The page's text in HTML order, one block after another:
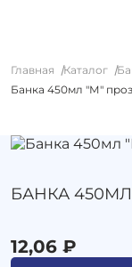
Главная Каталог
Банка 450мл "М"
БАНКА
12,06 ₽